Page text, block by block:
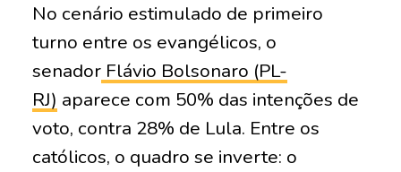
No cenário estimulado de primeiro
turno entre os evangélicos, o
senadorFlávio Bolsonaro (PL-
RJ) aparece com 50% das intenções de
voto, contra 28% de Lula. Entre os
católicos, o quadro se inverte: o